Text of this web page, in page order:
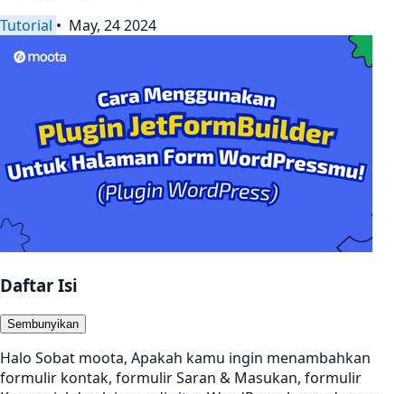
Tutorial • May, 24 2024
Daftar Isi
Sembunyikan
Halo Sobat moota, Apakah kamu ingin menambahkan
formulir kontak, formulir Saran & Masukan, formulir